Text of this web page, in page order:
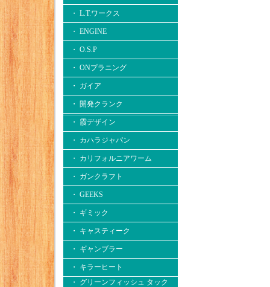
・ L.T.ワークス
・ ENGINE
・ O.S.P
・ ONプラニング
・ ガイア
・ 開発クランク
・ 霞デザイン
・ カハラジャパン
・ カリフォルニアワーム
・ ガンクラフト
・ GEEKS
・ ギミック
・ キャスティーク
・ ギャンブラー
・ キラーヒート
・ グリーンフィッシュ タック